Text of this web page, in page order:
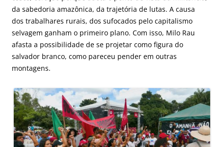
da sabedoria amazônica, da trajetória de lutas. A causa
dos trabalhares rurais, dos sufocados pelo capitalismo
selvagem ganham o primeiro plano. Com isso, Milo Rau
afasta a possibilidade de se projetar como figura do
salvador branco, como pareceu pender em outras
montagens.